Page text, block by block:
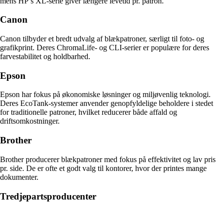
Canon
Canon tilbyder et bredt udvalg af blækpatroner, særligt til foto- og
grafikprint. Deres ChromaLife- og CLI-serier er populære for deres
farvestabilitet og holdbarhed.
Epson
Epson har fokus på økonomiske løsninger og miljøvenlig teknologi.
Deres EcoTank-systemer anvender genopfyldelige beholdere i stedet
for traditionelle patroner, hvilket reducerer både affald og
driftsomkostninger.
Brother
Brother producerer blækpatroner med fokus på effektivitet og lav pris
pr. side. De er ofte et godt valg til kontorer, hvor der printes mange
dokumenter.
Tredjepartsproducenter